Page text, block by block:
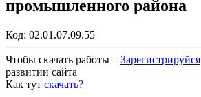
промышленного района
Код: 02.01.07.09.55
Чтобы скачать работы – Зарегистрируйся
развитии сайта
Как тут скачать?